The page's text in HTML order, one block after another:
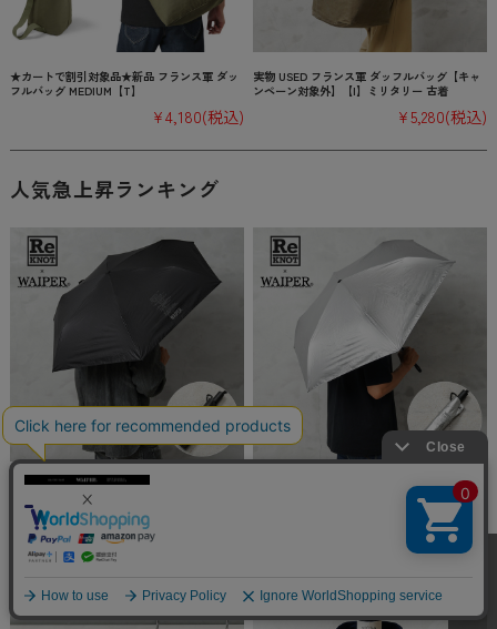
★カートで割引対象品★新品 フランス軍 ダッ
フルバッグ MEDIUM【T】
¥4,180(税込)
実物 USED フランス軍 ダッフルバッグ【キャ
ンペーン対象外】【I】ミリタリー 古着
¥5,280(税込)
人気急上昇ランキング
ReKNOT × WAIPER U/L SUNBLOCK AUTOM
ATIC UMBRELLA フォールディングアンブレ
ラ（折りたたみ傘）BLACK【キャンペーン対
象外】【T】
ReKNOT × WAIPER U/L SUNBLOCK AUTOM
ATIC UMBRELLA フォールディングアンブレ
ラ（折りたたみ傘）SILVER【キャンペーン対
¥6,600(税込)